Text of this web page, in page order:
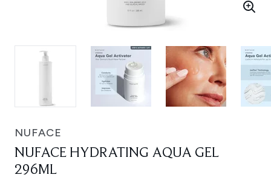
NUFACE
NUFACE HYDRATING AQUA GEL
296ML